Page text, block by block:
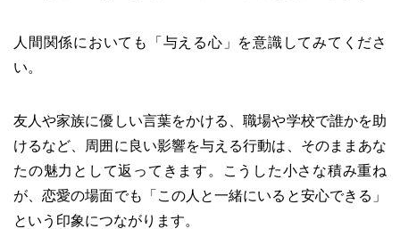
人間関係においても「与える心」を意識してみてくださ
い。
友人や家族に優しい言葉をかける、職場や学校で誰かを助
けるなど、周囲に良い影響を与える行動は、そのままあな
たの魅力として返ってきます。こうした小さな積み重ね
が、恋愛の場面でも「この人と一緒にいると安心できる」
という印象につながります。